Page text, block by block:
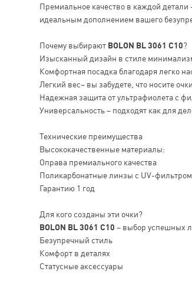
Премиальное качество в каждой
идеальным дополнением вашего
Почему выбирают BOLON BL 3061 C10?
Изысканный дизайн в стиле
Комфортная посадка благодаря легко
Легкий вес– вы забудете, что носите очки
Надежная защита от ультрафиолета с
Универсальность – подходят как для
Технические преимущества
Высококачественные материалы:
Оправа премиального качества
Поликарбонатные линзы с UV-фильтром
Гарантию 1 год
Для кого созданы эти очки?
BOLON BL 3061 C10 – выбор успешных
Безупречный стиль
Комфорт в деталях
Статусные аксессуары